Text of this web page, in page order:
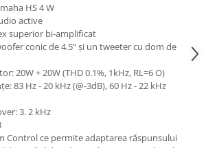
Midi-USB
urechi
HS 4 W
active
superior bi-amplificat
conic de 4.5” și un tweeter cu dom de
20W + 20W (THD 0.1%, 1kHz, RL=6 O)
83 Hz - 20 kHz (@-3dB), 60 Hz - 22 kHz
3. 2 kHz
Control ce permite adaptarea răspunsului